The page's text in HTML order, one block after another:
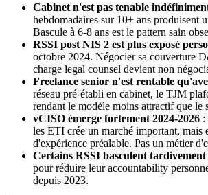
Cabinet n'est pas tenable
hebdomadaires sur 10+ ans produisent
Bascule à 6-8 ans est le pattern sain
RSSI post NIS 2 est plus exposé
octobre 2024. Négocier sa couverture
charge legal counsel devient non
Freelance senior n'est rentable
réseau pré-établi en cabinet, le TJM
rendant le modèle moins attractif que le
vCISO émerge fortement 2024-2026 :
les ETI crée un marché important, mais
d'expérience préalable. Pas un métier
Certains RSSI basculent
pour réduire leur accountability
depuis 2023.